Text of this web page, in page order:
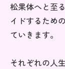
松果体へと至
イドするため
ていきます。
それぞれの人